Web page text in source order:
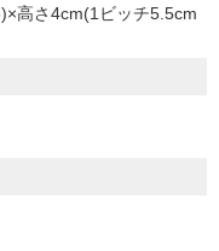
高さ4cm(1ビッチ5.5cm